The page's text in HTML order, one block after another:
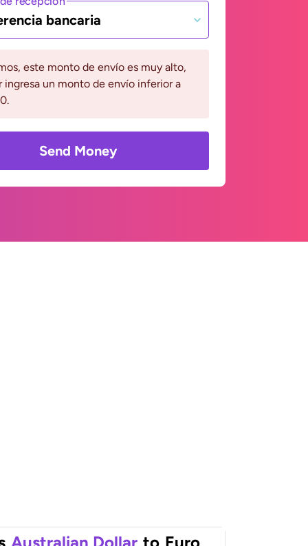
bancaria
este monto de envío es muy alto,
ingresa un monto de envío inferior a
Send Money